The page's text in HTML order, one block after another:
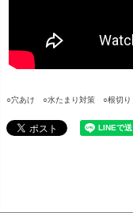
○穴あけ ○水たまり対策 ○根切り